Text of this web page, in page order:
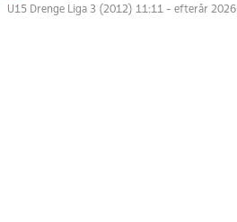
U15 Drenge Liga 3 (2012) 11:11 - efterår 2026